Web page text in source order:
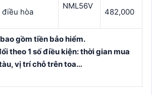
điều hòa
NML56V
482,000
gồm tiền bảo hiểm.
theo 1 số điều kiện: thời gian mua
vị trí chỗ trên toa…